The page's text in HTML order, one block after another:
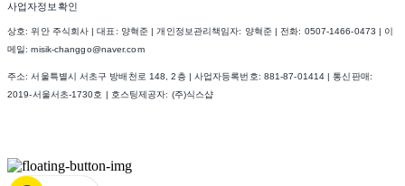
사업자정보확인
상호: 위안 주식회사 | 대표: 양혁준 | 개인정보관리책임자: 양혁준 | 전화: 0507-1466-0473 | 이
메일: misik-changgo@naver.com
주소: 서울특별시 서초구 방배천로 148, 2층 | 사업자등록번호: 881-87-01414 | 통신판매:
2019-서울서초-1730호
| 호스팅제공자: (주)식스샵